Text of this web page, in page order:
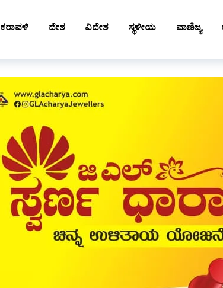
ಕರಾವಳಿ ದೇಶ ವಿದೇಶ ಸ್ಥಳೀಯ ವಾಣಿಜ್ಯ